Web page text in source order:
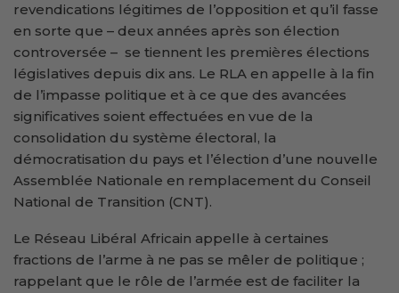
revendications légitimes de l’opposition et qu’il fasse
en sorte que – deux années après son élection
controversée – se tiennent les premières élections
législatives depuis dix ans. Le RLA en appelle à la fin
de l’impasse politique et à ce que des avancées
significatives soient effectuées en vue de la
consolidation du système électoral, la
démocratisation du pays et l’élection d’une nouvelle
Assemblée Nationale en remplacement du Conseil
National de Transition (CNT).
Le Réseau Libéral Africain appelle à certaines
fractions de l’arme à ne pas se mêler de politique ;
rappelant que le rôle de l’armée est de faciliter la